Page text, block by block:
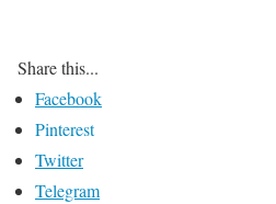
Share this...
Facebook
Pinterest
Twitter
Telegram